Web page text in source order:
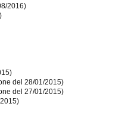
2016)
del 28/01/2015)
del 27/01/2015)